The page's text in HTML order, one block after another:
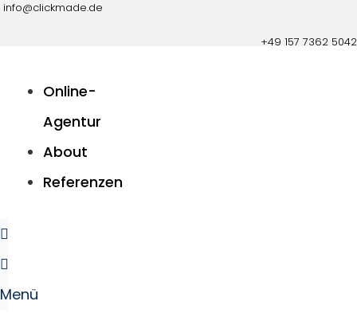
Zum
info@clickmade.de
+49 157 7362 5042
Online-
Agentur
About
Referenzen
Menü